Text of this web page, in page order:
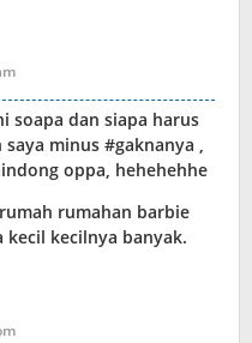
soapa dan siapa harus
minus #gaknanya ,
oppa, hehehehhe
rumahan barbie
kecilnya banyak.